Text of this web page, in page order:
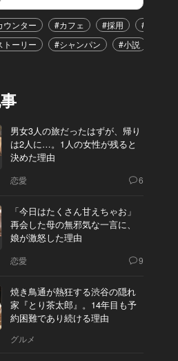
ウンター #カフェ #採用
#恋愛
トーリー #シャンパン #小説
男女3人の旅だったはずが、帰り
は2人に…。1人の女性が残ると
決めた理由
恋愛 6
「今日はたくさん甘えちゃお」
再会した母の無邪気な一言に、
娘が激怒した理由
恋愛 9
焼き鳥通が熱狂する渋谷の隠れ
家『とり茶太郎』。14年目も予
約困難であり続ける理由
グルメ